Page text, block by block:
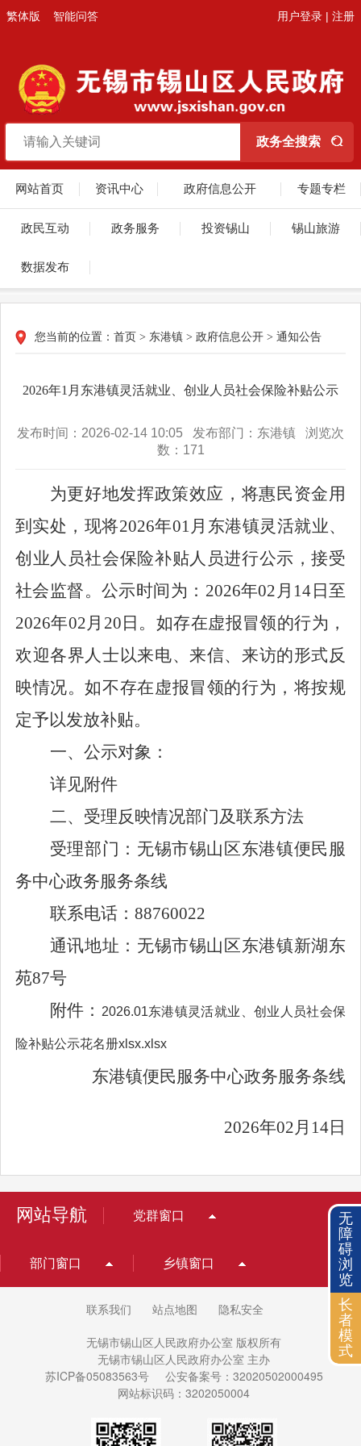
繁体版 智能问答 用户登录 | 注册
网站首页 资讯中心 政府信息公开 专题专栏
政民互动 政务服务 投资锡山 锡山旅游
数据发布
您当前的位置： 首页 > 东港镇 > 政府信息公开 > 通知公告
2026年1月东港镇灵活就业、创业人员社会保险补贴公示
发布时间：2026-02-14 10:05 发布部门：东港镇 浏览次
数： 171
为更好地发挥政策效应，将惠民资金用
到实处，现将2026年01月东港镇灵活就业、
创业人员社会保险补贴人员进行公示，接受
社会监督。公示时间为： 2026年02 月 14 日至
2026年02月 20 日。如存在虚报冒领的行为，
欢迎各界人士以来电、来信、来访的形式反
映情况。如不存在虚报冒领的行为，将按规
定予以发放补贴。
一、公示对象 ：
详见附件
二、受理反映情况部门及联系方法
受理部门：无锡市锡山区东港镇便民服
务中心政务服务条线
联系电话： 88760022
通讯地址：无锡市锡山区东港镇新湖东
苑87号
附件：
2026.01东港镇灵活就业、创业人员社会保
险补贴公示花名册xlsx.xlsx
东港镇便民服务中心政务服务条线
2026年02月 14日
网站导航 党群窗口
部门窗口 乡镇窗口
联系我们 站点地图 隐私安全
无锡市锡山区人民政府办公室 版权所有
无锡市锡山区人民政府办公室 主办
苏ICP备05083563号
公安备案号：32020502000495
网站标识码：3202050004
无
障
碍
浏
览
长
者
模
式